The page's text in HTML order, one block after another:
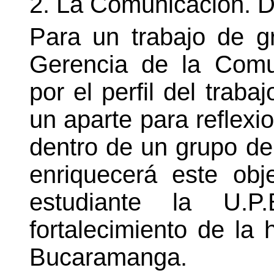
Para un trabajo de
Gerencia de la
por el perfil del
un aparte para
dentro de un grupo
enriquecerá este
estudiante la
fortalecimiento de la
Bucaramanga.